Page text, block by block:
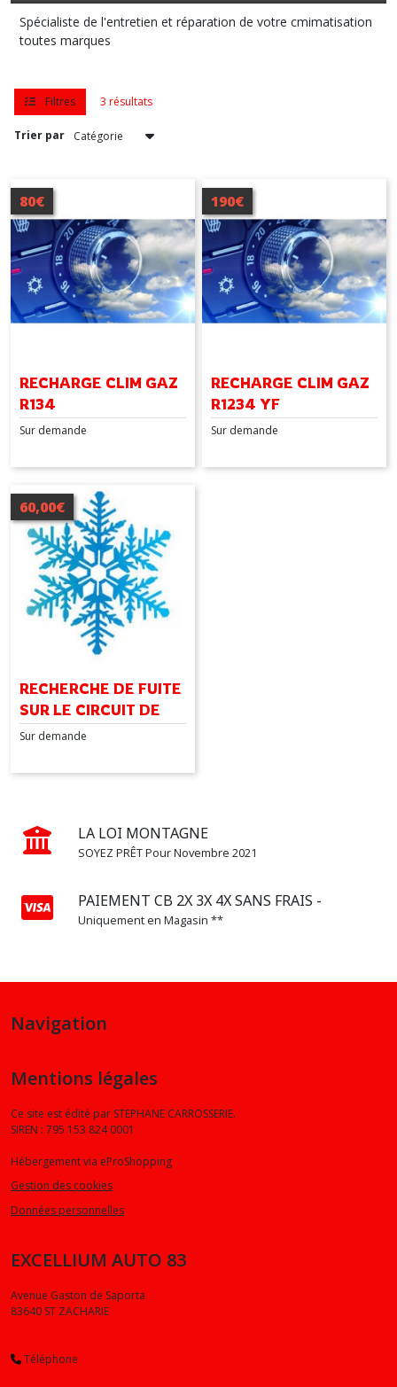
Spécialiste de l'entretien et réparation de votre cmimatisation
toutes marques
Filtres 3 résultats
Trier par
80€
RECHARGE CLIM GAZ
R134
Sur demande
190€
RECHARGE CLIM GAZ
R1234 YF
Sur demande
60,00€
RECHERCHE DE FUITE
SUR LE CIRCUIT DE
CLIM
Sur demande
LA LOI MONTAGNE
SOYEZ PRÊT Pour Novembre 2021
PAIEMENT CB 2X 3X 4X SANS FRAIS -
Uniquement en Magasin **
Navigation
Mentions légales
Ce site est édité par STEPHANE CARROSSERIE.
SIREN : 795 153 824 0001
Hébergement via eProShopping
Gestion des cookies
Données personnelles
EXCELLIUM AUTO 83
Avenue Gaston de Saporta
83640 ST ZACHARIE
Téléphone